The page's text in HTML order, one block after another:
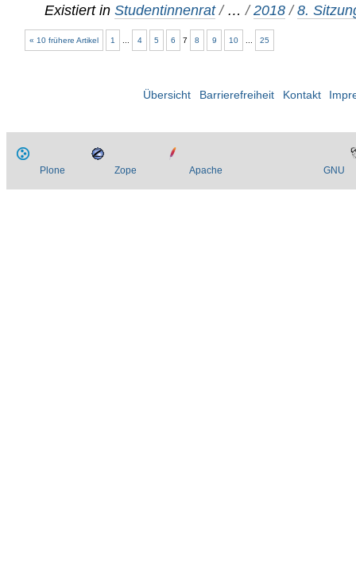
Existiert in Studentinnenrat / …/2018 /8.
« 10 frühere Artikel 1 4 5 6 7 8 9 10 25
Übersicht Barrierefreiheit Kontakt
Plone Zope Apache GNU